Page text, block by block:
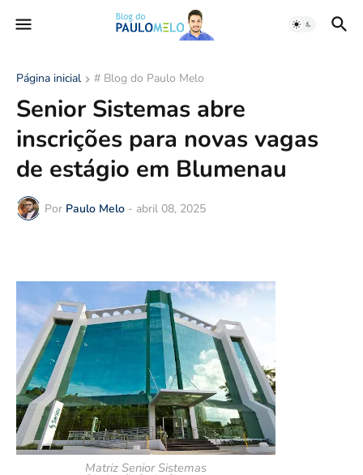
Página inicial # Blog do Paulo Melo
Senior Sistemas abre
inscrições para novas vagas
de estágio em Blumenau
Por Paulo Melo - abril 08, 2025
Matriz Senior Sistemas